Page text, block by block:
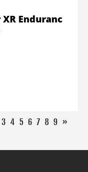
Enduranc
3 4 5 6 7 8 9 »